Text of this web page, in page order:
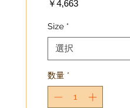
￥4,663価
Size *
選択
数量 *